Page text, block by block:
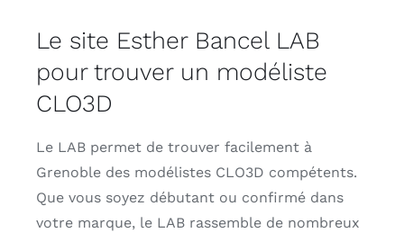
Le site Esther Bancel LAB
pour trouver un modéliste
CLO3D
Le LAB permet de trouver facilement à
Grenoble des modélistes CLO3D compétents.
Que vous soyez débutant ou confirmé dans
votre marque, le LAB rassemble de nombreux